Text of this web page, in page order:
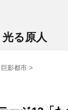
光る原人
巨影都市 >